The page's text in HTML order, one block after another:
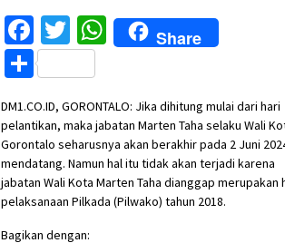
Facebook
Twitter
WhatsApp
Share
Share
DM1.CO.ID, GORONTALO: Jika dihitung mulai dari hari
pelantikan, maka jabatan Marten Taha selaku Wali
Gorontalo seharusnya akan berakhir pada 2 Juni
mendatang. Namun hal itu tidak akan terjadi karena
jabatan Wali Kota Marten Taha dianggap merupakan
pelaksanaan Pilkada (Pilwako) tahun 2018.
Bagikan dengan: